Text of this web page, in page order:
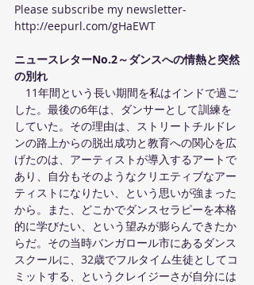
Please subscribe my newsletter-
http://eepurl.com/gHaEWT
ニュースレターNo.2～ダンスへの情熱と突然
の別れ
11年間という長い期間を私はインドで過ご
した。最後の6年は、ダンサーとして訓練を
していた。その理由は、ストリートチルドレ
ンの路上からの脱出成功と教育への関心を広
げたのは、アーティストが導入するアートで
あり、自分もそのようなクリエティブなアー
ティストになりたい、という思いが強まった
から。また、どこかでダンスセラピーを本格
的に学びたい、という望みが膨らんできたか
らだ。その当時バンガロール市にあるダンス
スクールに、32歳でフルタイム生徒としてコ
ミットする、というクレイジーさが自分には